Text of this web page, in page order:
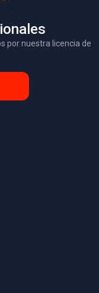
por nuestra licencia de